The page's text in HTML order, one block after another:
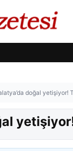
doğal yetişiyor!